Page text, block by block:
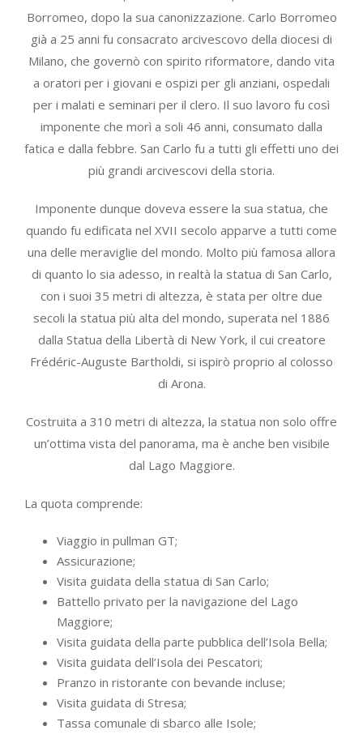
Borromeo, dopo la sua canonizzazione. Carlo Borromeo
già a 25 anni fu consacrato arcivescovo della diocesi di
Milano, che governò con spirito riformatore, dando vita
a oratori per i giovani e ospizi per gli anziani, ospedali
per i malati e seminari per il clero. Il suo lavoro fu così
imponente che morì a soli 46 anni, consumato dalla
fatica e dalla febbre. San Carlo fu a tutti gli effetti uno dei
più grandi arcivescovi della storia.
Imponente dunque doveva essere la sua statua, che
quando fu edificata nel XVII secolo apparve a tutti come
una delle meraviglie del mondo. Molto più famosa allora
di quanto lo sia adesso, in realtà la statua di San Carlo,
con i suoi 35 metri di altezza, è stata per oltre due
secoli la statua più alta del mondo, superata nel 1886
dalla Statua della Libertà di New York, il cui creatore
Frédéric-Auguste Bartholdi, si ispirò proprio al colosso
di Arona.
Costruita a 310 metri di altezza, la statua non solo offre
un’ottima vista del panorama, ma è anche ben visibile
dal Lago Maggiore.
La quota comprende:
Viaggio in pullman GT;
Assicurazione;
Visita guidata della statua di San Carlo;
Battello privato per la navigazione del Lago
Maggiore;
Visita guidata della parte pubblica dell’Isola Bella;
Visita guidata dell’Isola dei Pescatori;
Pranzo in ristorante con bevande incluse;
Visita guidata di Stresa;
Tassa comunale di sbarco alle Isole;